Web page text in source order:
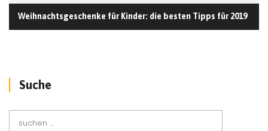
Weihnachtsgeschenke für Kinder: die besten Tipps für 2019
Suche